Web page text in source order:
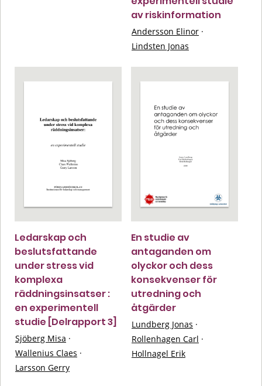
av riskinformation
Andersson Elinor ·
Lindsten Jonas
Ledarskap och
beslutsfattande
under stress vid
komplexa
räddningsinsatser :
en experimentell
studie [Delrapport 3]
Sjöberg Misa ·
Wallenius Claes ·
Larsson Gerry
En studie av
antaganden om
olyckor och dess
konsekvenser för
utredning och
åtgärder
Lundberg Jonas ·
Rollenhagen Carl ·
Hollnagel Erik